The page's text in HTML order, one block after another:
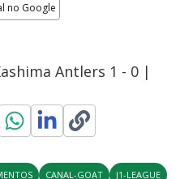
no Google
Antlers 1 - 0 |
CANAL-GOAT J1-LEAGUE